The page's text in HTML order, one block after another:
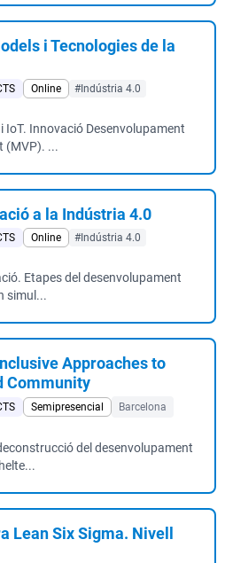
i Tecnologies de la
Online #Indústria 4.0
IoT. Innovació Desenvolupament
(MVP). ...
a la Indústria 4.0
Online #Indústria 4.0
Etapes del desenvolupament
simul...
Approaches to
Community
Semipresencial Barcelona
del desenvolupament
Lean Six Sigma. Nivell